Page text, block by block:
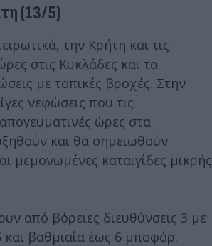
(13/5)
την Κρήτη και τις
στις Κυκλάδες και τα
με τοπικές βροχές. Στην
νεφώσεις που τις
ώρες στα
και θα σημειωθούν
μεμονωμένες καταιγίδες μικρής
από βόρειες διευθύνσεις 3 με
και βαθμιαία έως 6 μποφόρ.